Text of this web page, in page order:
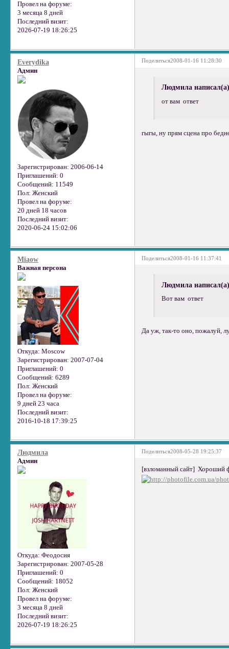
Провел на форуме:
3 месяца 8 дней
Последний визит:
2026-07-19 18:26:25
Поделиться2008-01-16 11:28:30
Everydika
Админ
Зарегистрирован: 2006-06-14
Приглашений: 0
Сообщений: 11549
Пол: Женский
Провел на форуме:
20 дней 18 часов
Последний визит:
2020-06-24 15:02:06
Людмила
от вам ответ
гыгы, ну прям сцена про
Поделиться2008-01-16 11:37:41
Miaow
Важная персона
Откуда: Moscow
Зарегистрирован: 2007-07-04
Приглашений: 0
Сообщений: 6289
Пол: Женский
Провел на форуме:
9 дней 23 часа
Последний визит:
2016-10-18 17:39:25
Людмила
Вот вам ответ
Да уж, так-то оно, пожалуй,
Поделиться2008-05-28 19:25:37
Людмила
Админ
Откуда: Феодосия
Зарегистрирован: 2007-05-28
Приглашений: 0
Сообщений: 18052
Пол: Женский
Провел на форуме:
3 месяца 8 дней
Последний визит:
2026-07-19 18:26:25
[взломанный сайт] Хороший